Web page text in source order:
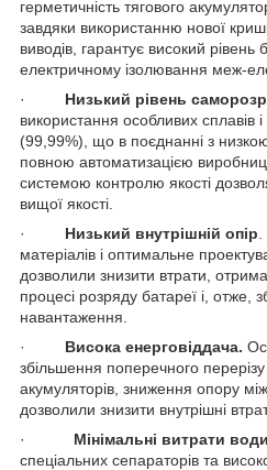
герметичність тягового
завдяки використанню нової
виводів, гарантує високий
електричному ізолювання меж-
· Низький рівень
використання особливих сплавів і
(99,99%), що в поєднанні з низкою
повною автоматизацією
системою контролю якості
вищої якості.
· Низький внутрішній опір
матеріалів і оптимальне
дозволили знизити втрати,
процесі розряду батареї і, отже,
навантаження.
· Висока енерговіддача.
збільшення поперечного
акумуляторів, зниження опору
дозволили знизити внутрішні
· Мінімальні витрати води
спеціальних сепараторів та